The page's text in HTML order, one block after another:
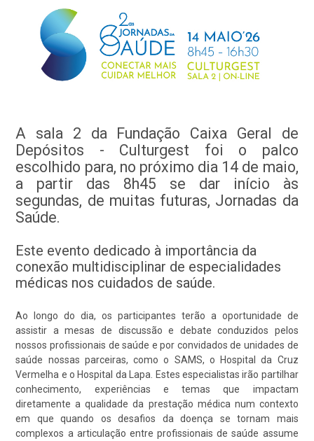
A sala 2 da Fundação Caixa Geral de
Depósitos - Culturgest foi o palco
escolhido para, no próximo dia 14 de maio,
a partir das 8h45 se dar início às
segundas, de muitas futuras, Jornadas da
Saúde.
Este evento dedicado à importância da
conexão multidisciplinar de especialidades
médicas nos cuidados de saúde.
Ao longo do dia, os participantes terão a oportunidade de
assistir a mesas de discussão e debate conduzidos pelos
nossos profissionais de saúde e por convidados de unidades de
saúde nossas parceiras, como o SAMS, o Hospital da Cruz
Vermelha e o Hospital da Lapa. Estes especialistas irão partilhar
conhecimento, experiências e temas que impactam
diretamente a qualidade da prestação médica num contexto
em que quando os desafios da doença se tornam mais
complexos a articulação entre profissionais de saúde assume